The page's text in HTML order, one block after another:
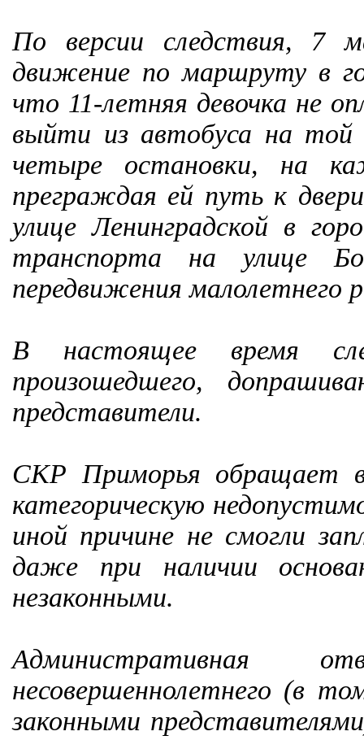
По версии следствия, 7
движение по маршруту в
что 11-летняя девочка не
выйти из автобуса на той
четыре остановки, на
преграждая ей путь к
улице Ленинградской в
транспорта на улице
передвижения малолетнего
В настоящее время
произошедшего,
представители.
СКР Приморья обращает
категорическую
иной причине не смогли
даже при наличии
незаконными.
Административная
несовершеннолетнего (в
законными